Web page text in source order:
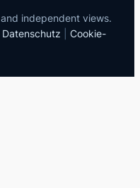
independent views.
Datenschutz
Cookie-